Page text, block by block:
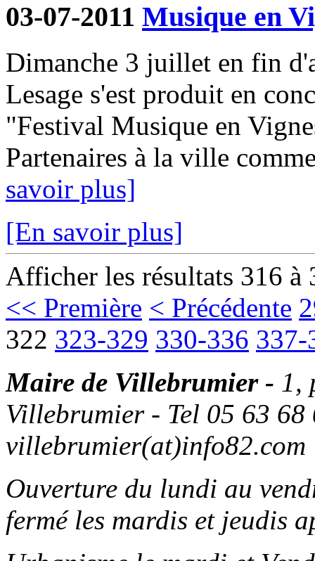
03-07-2011 Musique en
Dimanche 3 juillet en fin
Lesage s'est produit en
"Festival Musique en
Partenaires à la ville
savoir plus]
[En savoir plus]
Afficher les résultats 316 à
<< Première < Précédente
322 323-329 330-336 337-
Maire de Villebrumier - 1,
Villebrumier - Tel 05 63
villebrumier(at)info82.com
Ouverture du lundi au
fermé les mardis et jeudis